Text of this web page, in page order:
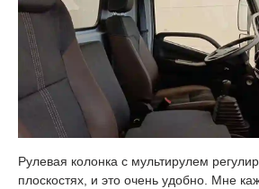
Рулевая колонка с мультирулем
плоскостях, и это очень удобно. Мне